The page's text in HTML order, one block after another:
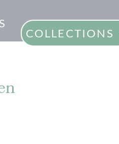
COLLECTIONS